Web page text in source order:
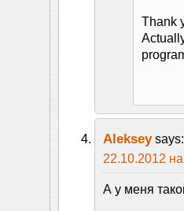
Thank
Aleksey says:
22.10.2012
А у меня